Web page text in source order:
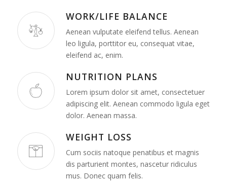
WORK/LIFE BALANCE
Aenean vulputate eleifend tellus. Aenean
leo ligula, porttitor eu, consequat vitae,
eleifend ac, enim.
NUTRITION PLANS
Lorem ipsum dolor sit amet, consectetuer
adipiscing elit. Aenean commodo ligula eget
dolor. Aenean massa.
WEIGHT LOSS
Cum sociis natoque penatibus et magnis
dis parturient montes, nascetur ridiculus
mus. Donec quam felis.